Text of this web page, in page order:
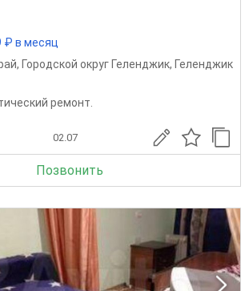
₽ в месяц
, Городской округ Геленджик, Геленджик
ремонт.
02.07
Позвонить